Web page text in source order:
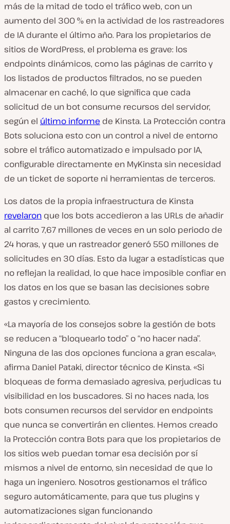
más de la mitad de todo el tráfico web, con un
aumento del 300 % en la actividad de los rastreadores
de IA durante el último año. Para los propietarios de
sitios de WordPress, el problema es grave: los
endpoints dinámicos, como las páginas de carrito y
los listados de productos filtrados, no se pueden
almacenar en caché, lo que significa que cada
solicitud de un bot consume recursos del servidor,
según el último informe de Kinsta. La Protección contra
Bots soluciona esto con un control a nivel de entorno
sobre el tráfico automatizado e impulsado por IA,
configurable directamente en MyKinsta sin necesidad
de un ticket de soporte ni herramientas de terceros.
Los datos de la propia infraestructura de Kinsta
revelaron que los bots accedieron a las URLs de añadir
al carrito 7,67 millones de veces en un solo periodo de
24 horas, y que un rastreador generó 550 millones de
solicitudes en 30 días. Esto da lugar a estadísticas que
no reflejan la realidad, lo que hace imposible confiar en
los datos en los que se basan las decisiones sobre
gastos y crecimiento.
«La mayoría de los consejos sobre la gestión de bots
se reducen a “bloquearlo todo” o “no hacer nada”.
Ninguna de las dos opciones funciona a gran escala»,
afirma Daniel Pataki, director técnico de Kinsta. «Si
bloqueas de forma demasiado agresiva, perjudicas tu
visibilidad en los buscadores. Si no haces nada, los
bots consumen recursos del servidor en endpoints
que nunca se convertirán en clientes. Hemos creado
la Protección contra Bots para que los propietarios de
los sitios web puedan tomar esa decisión por sí
mismos a nivel de entorno, sin necesidad de que lo
haga un ingeniero. Nosotros gestionamos el tráfico
seguro automáticamente, para que tus plugins y
automatizaciones sigan funcionando